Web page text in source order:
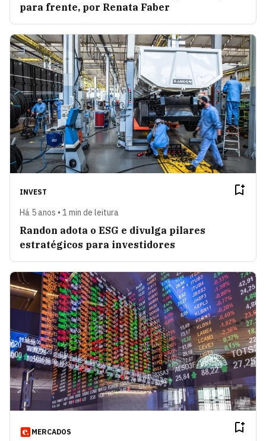
para frente, por Renata Faber
INVEST
Há 5 anos • 1 min de leitura
Randon adota o ESG e divulga pilares
estratégicos para investidores
MERCADOS